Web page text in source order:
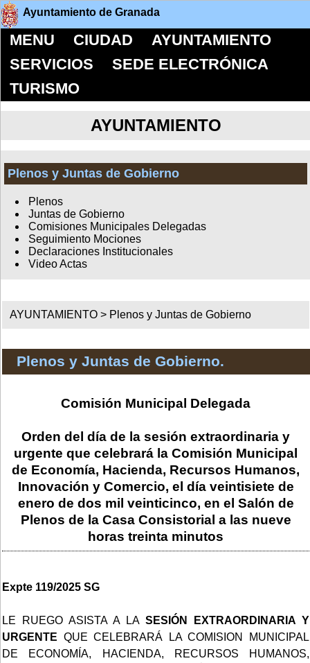
Ayuntamiento de Granada
MENU CIUDAD
AYUNTAMIENTO
SERVICIOS
SEDE ELECTRÓNICA
TURISMO
AYUNTAMIENTO
Plenos y Juntas de Gobierno
Plenos
Juntas de Gobierno
Comisiones Municipales Delegadas
Seguimiento Mociones
Declaraciones Institucionales
Video Actas
AYUNTAMIENTO > Plenos y Juntas de Gobierno
Plenos y Juntas de Gobierno.
Comisión Municipal Delegada
Orden del día de la sesión extraordinaria y
urgente que celebrará la Comisión Municipal
de Economía, Hacienda, Recursos Humanos,
Innovación y Comercio, el día veintisiete de
enero de dos mil veinticinco, en el Salón de
Plenos de la Casa Consistorial a las nueve
horas treinta minutos
Expte 119/2025 SG
LE RUEGO ASISTA A LA SESIÓN EXTRAORDINARIA Y
URGENTE QUE CELEBRARÁ LA COMISION MUNICIPAL
DE ECONOMÍA, HACIENDA, RECURSOS HUMANOS,